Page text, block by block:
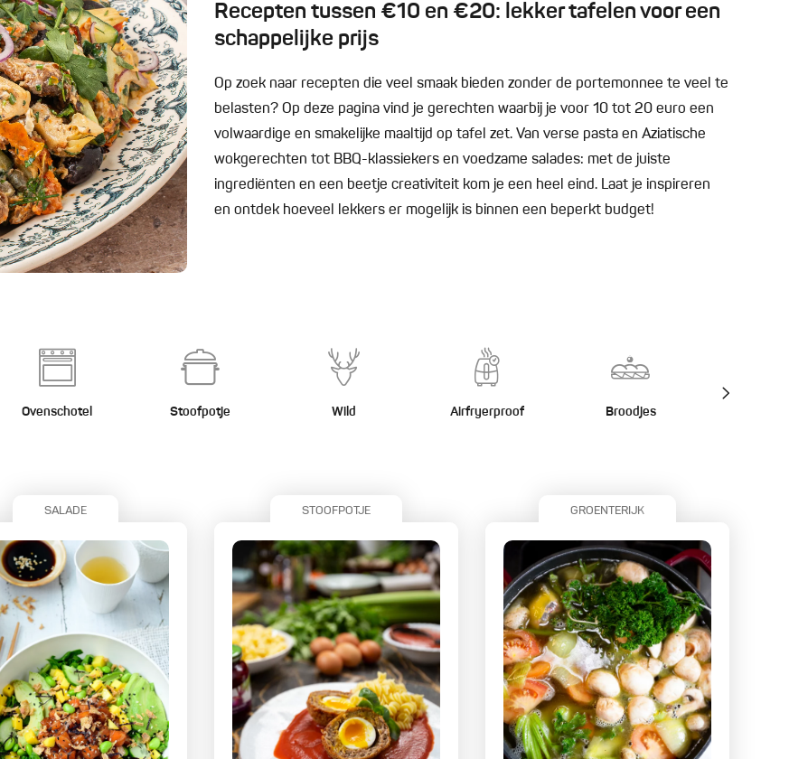
Recepten tussen €10 en €20: lekker tafelen voor een
schappelijke prijs
Op zoek naar recepten die veel smaak bieden zonder de portemonnee te veel te
belasten? Op deze pagina vind je gerechten waarbij je voor 10 tot 20 euro een
volwaardige en smakelijke maaltijd op tafel zet. Van verse pasta en Aziatische
wokgerechten tot BBQ-klassiekers en voedzame salades: met de juiste
ingrediënten en een beetje creativiteit kom je een heel eind. Laat je inspireren
en ontdek hoeveel lekkers er mogelijk is binnen een beperkt budget!
Ovenschotel Stoofpotje Wild Airfryerproof Broodjes
SALADE STOOFPOTJE GROENTERIJK